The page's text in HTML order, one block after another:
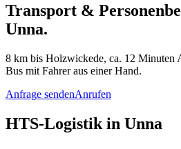
Transport &
Unna.
8 km bis Holzwickede, ca. 12
Bus mit Fahrer aus einer Hand.
Anfrage sendenAnrufen
HTS-Logistik in Unna